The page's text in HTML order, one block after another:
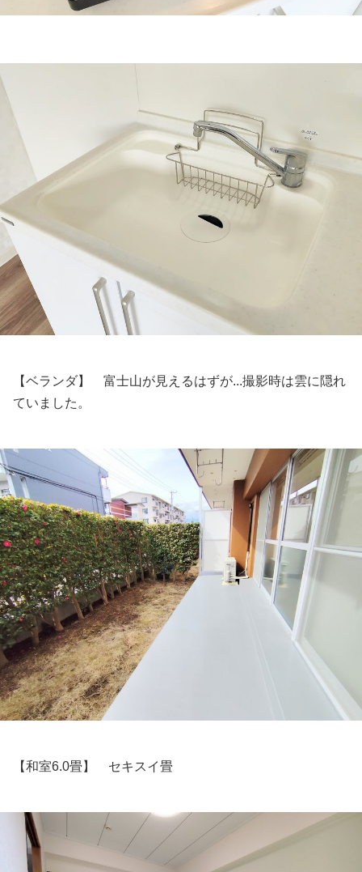
【ベランダ】 富士山が見えるはずが...撮影時は雲に隠れ
ていました。
【和室6.0畳】 セキスイ畳